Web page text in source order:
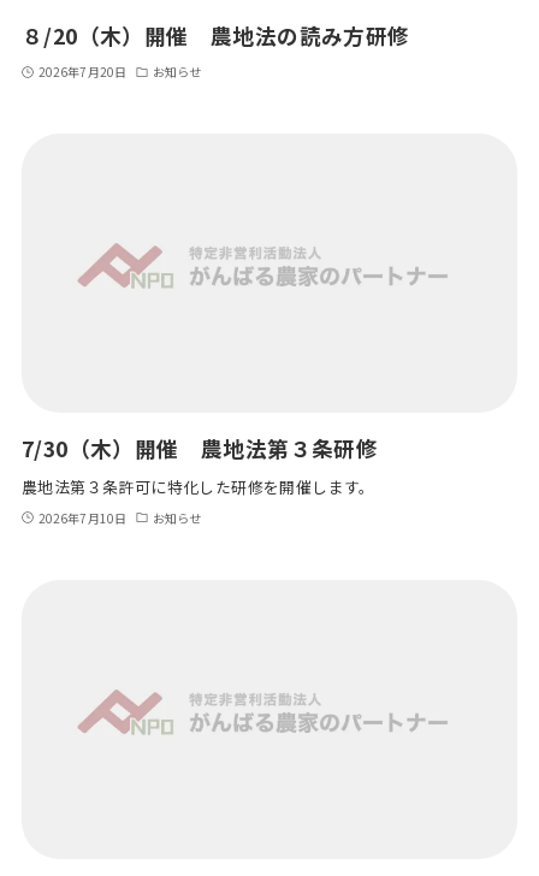
８/20（木）開催 農地法の読み方研修
2026年7月20日 お知らせ
7/30（木）開催 農地法第３条研修
農地法第３条許可に特化した研修を開催します。
2026年7月10日 お知らせ